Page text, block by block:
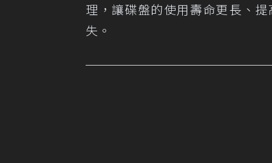
理，讓碟盤的使用壽命更長、
失。